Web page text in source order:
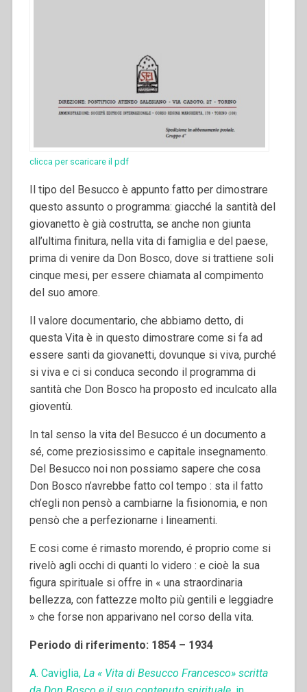
clicca per scaricare il pdf
Il tipo del Besucco è appunto fatto per dimostrare
questo assunto o programma: giacché la santità del
giovanetto è già costrutta, se anche non giunta
all’ultima finitura, nella vita di famiglia e del paese,
prima di venire da Don Bosco, dove si trattiene soli
cinque mesi, per essere chiamata al compimento
del suo amore.
Il valore documentario, che abbiamo detto, di
questa Vita è in questo dimostrare come si fa ad
essere santi da giovanetti, dovunque si viva, purché
si viva e ci si conduca secondo il programma di
santità che Don Bosco ha proposto ed inculcato alla
gioventù.
In tal senso la vita del Besucco é un documento a
sé, come preziosissimo e capitale insegnamento.
Del Besucco noi non possiamo sapere che cosa
Don Bosco n’avrebbe fatto col tempo : sta il fatto
ch’egli non pensò a cambiarne la fisionomia, e non
pensò che a perfezionarne i lineamenti.
E cosi come é rimasto morendo, é proprio come si
rivelò agli occhi di quanti lo videro : e cioè la sua
figura spirituale si offre in « una straordinaria
bellezza, con fattezze molto più gentili e leggiadre
» che forse non apparivano nel corso della vita.
Periodo di riferimento: 1854 – 1934
A. Caviglia, La « Vita di Besucco Francesco» scritta